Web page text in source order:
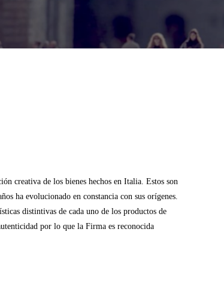
creativa de los bienes hechos en Italia. Estos son
ha evolucionado en constancia con sus orígenes.
distintivas de cada uno de los productos de
por lo que la Firma es reconocida